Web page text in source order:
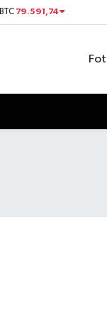
BTC 79.591,74